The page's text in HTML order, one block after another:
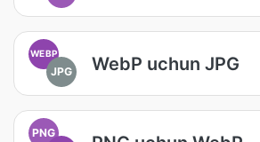
WEBP
JPG WebP uchun JPG
PNG